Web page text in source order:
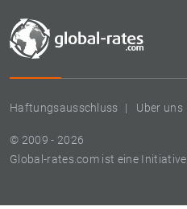
Haftungsausschluss Uber uns
© 2009 - 2026
Global-rates.com ist eine